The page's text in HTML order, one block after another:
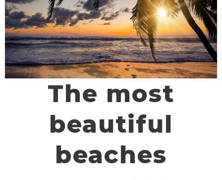
The most
beautiful
beaches